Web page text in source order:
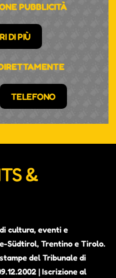
PUBBLICITÀ
DI PIÙ
TELEFONO
&
cultura, eventi e
Südtirol, Trentino e Tirolo.
del Tribunale di
| Iscrizione al